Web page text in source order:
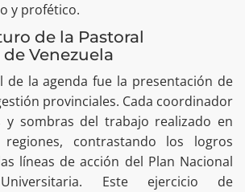
y profético.
de la Pastoral
Venezuela
de la agenda fue la presentación de
provinciales. Cada coordinador
y sombras del trabajo realizado en
regiones, contrastando los logros
líneas de acción del Plan Nacional
Este ejercicio de